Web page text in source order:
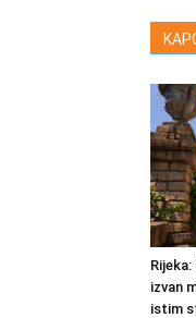
izvan
istim